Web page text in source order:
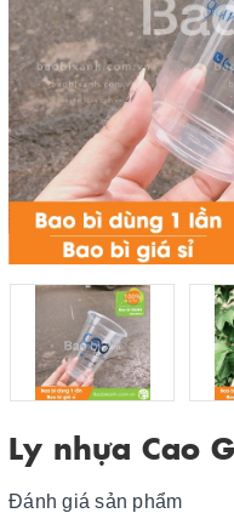
Ly nhựa Cao
Đánh giá sản phẩm